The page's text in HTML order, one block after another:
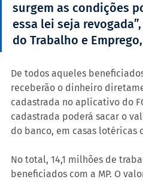
surgem as condições
essa lei seja
do Trabalho e
De todos aqueles
receberão o dinheiro
cadastrada no aplicativo do
cadastrada poderá sacar o
do banco, em casas lotéricas
No total, 14,1 milhões de
beneficiados com a MP. O